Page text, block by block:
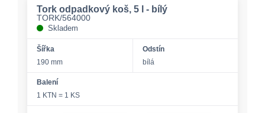
Tork odpadkový koš, 5 l - bílý
TORK/564000
Skladem
Šířka
190 mm
Odstín
bílá
Balení
1 KTN = 1 KS